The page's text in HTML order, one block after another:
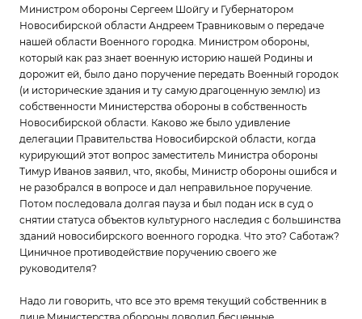
Министром обороны Сергеем Шойгу и Губернатором
Новосибирской области Андреем Травниковым о передаче
нашей области Военного городка. Министром обороны,
который как раз знает военную историю нашей Родины и
дорожит ей, было дано поручение передать Военный городок
(и исторические здания и ту самую драгоценную землю) из
собственности Министерства обороны в собственность
Новосибирской области. Каково же было удивление
делегации Правительства Новосибирской области, когда
курирующий этот вопрос заместитель Министра обороны
Тимур Иванов заявил, что, якобы, Министр обороны ошибся и
не разобрался в вопросе и дал неправильное поручение.
Потом последовала долгая пауза и был подан иск в суд о
снятии статуса объектов культурного наследия с большинства
зданий новосибирского военного городка. Что это? Саботаж?
Циничное противодействие поручению своего же
руководителя?
Надо ли говорить, что все это время текущий собственник в